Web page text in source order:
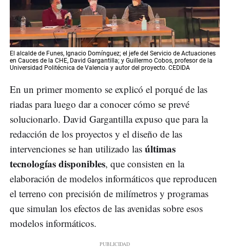
El alcalde de Funes, Ignacio Domínguez; el jefe del Servicio de Actuaciones
en Cauces de la CHE, David Gargantilla; y Guillermo Cobos, profesor de la
Universidad Politécnica de Valencia y autor del proyecto. CEDIDA
En un primer momento se explicó el porqué de las
riadas para luego dar a conocer cómo se prevé
solucionarlo. David Gargantilla expuso que para la
redacción de los proyectos y el diseño de las
intervenciones se han utilizado las últimas
tecnologías disponibles, que consisten en la
elaboración de modelos informáticos que reproducen
el terreno con precisión de milímetros y programas
que simulan los efectos de las avenidas sobre esos
modelos informáticos.